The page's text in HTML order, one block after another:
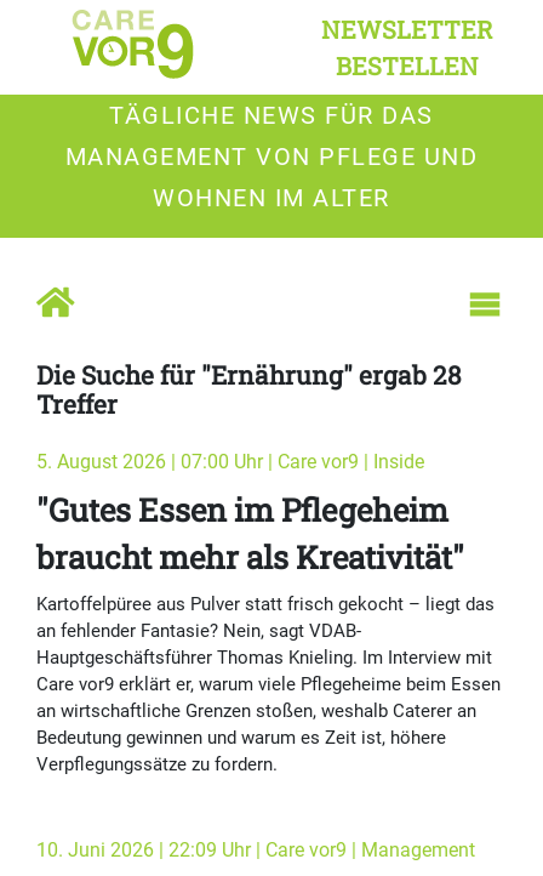
NEWSLETTER
BESTELLEN
TÄGLICHE NEWS FÜR DAS
MANAGEMENT VON PFLEGE UND
WOHNEN IM ALTER
Die Suche für "Ernährung" ergab 28
Treffer
5. August 2026 | 07:00 Uhr | Care vor9 | Inside
"Gutes Essen im Pflegeheim
braucht mehr als Kreativität"
Kartoffelpüree aus Pulver statt frisch gekocht – liegt das
an fehlender Fantasie? Nein, sagt VDAB-
Hauptgeschäftsführer Thomas Knieling. Im Interview mit
Care vor9 erklärt er, warum viele Pflegeheime beim Essen
an wirtschaftliche Grenzen stoßen, weshalb Caterer an
Bedeutung gewinnen und warum es Zeit ist, höhere
Verpflegungssätze zu fordern.
10. Juni 2026 | 22:09 Uhr | Care vor9 | Management